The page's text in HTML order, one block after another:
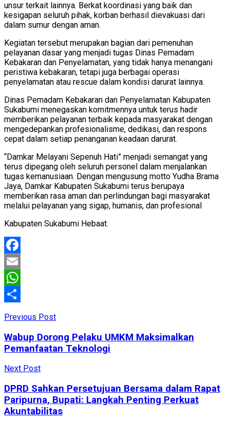
unsur terkait lainnya. Berkat koordinasi yang baik dan
kesigapan seluruh pihak, korban berhasil dievakuasi dari
dalam sumur dengan aman.
Kegiatan tersebut merupakan bagian dari pemenuhan
pelayanan dasar yang menjadi tugas Dinas Pemadam
Kebakaran dan Penyelamatan, yang tidak hanya menangani
peristiwa kebakaran, tetapi juga berbagai operasi
penyelamatan atau rescue dalam kondisi darurat lainnya.
Dinas Pemadam Kebakaran dan Penyelamatan Kabupaten
Sukabumi menegaskan komitmennya untuk terus hadir
memberikan pelayanan terbaik kepada masyarakat dengan
mengedepankan profesionalisme, dedikasi, dan respons
cepat dalam setiap penanganan keadaan darurat.
“Damkar Melayani Sepenuh Hati” menjadi semangat yang
terus dipegang oleh seluruh personel dalam menjalankan
tugas kemanusiaan. Dengan mengusung motto Yudha Brama
Jaya, Damkar Kabupaten Sukabumi terus berupaya
memberikan rasa aman dan perlindungan bagi masyarakat
melalui pelayanan yang sigap, humanis, dan profesional
Kabupaten Sukabumi Hebaat.
Facebook
Email
WhatsApp
Previous Post
Wabup Dorong Pelaku UMKM Maksimalkan
Pemanfaatan Teknologi
Next Post
DPRD Sahkan Persetujuan Bersama dalam Rapat
Paripurna, Bupati: Langkah Penting Perkuat
Akuntabilitas